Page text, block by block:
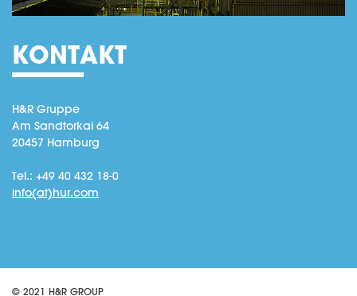
KONTAKT
H&R Gruppe
Am Sandtorkai 64
20457 Hamburg
Tel.: +49 40 432 18-0
info(at)hur.com
© 2021 H&R GROUP